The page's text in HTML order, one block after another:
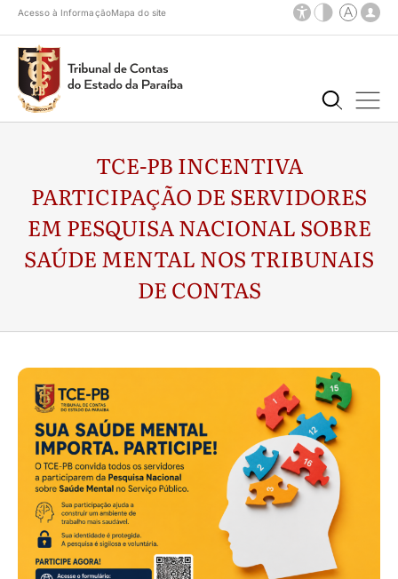
Acesso à InformaçãoMapa do site
TCE-PB INCENTIVA
PARTICIPAÇÃO DE SERVIDORES
EM PESQUISA NACIONAL SOBRE
SAÚDE MENTAL NOS TRIBUNAIS
DE CONTAS